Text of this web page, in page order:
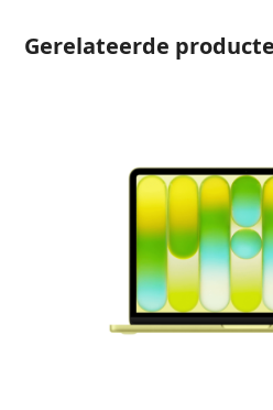
Gerelateerde